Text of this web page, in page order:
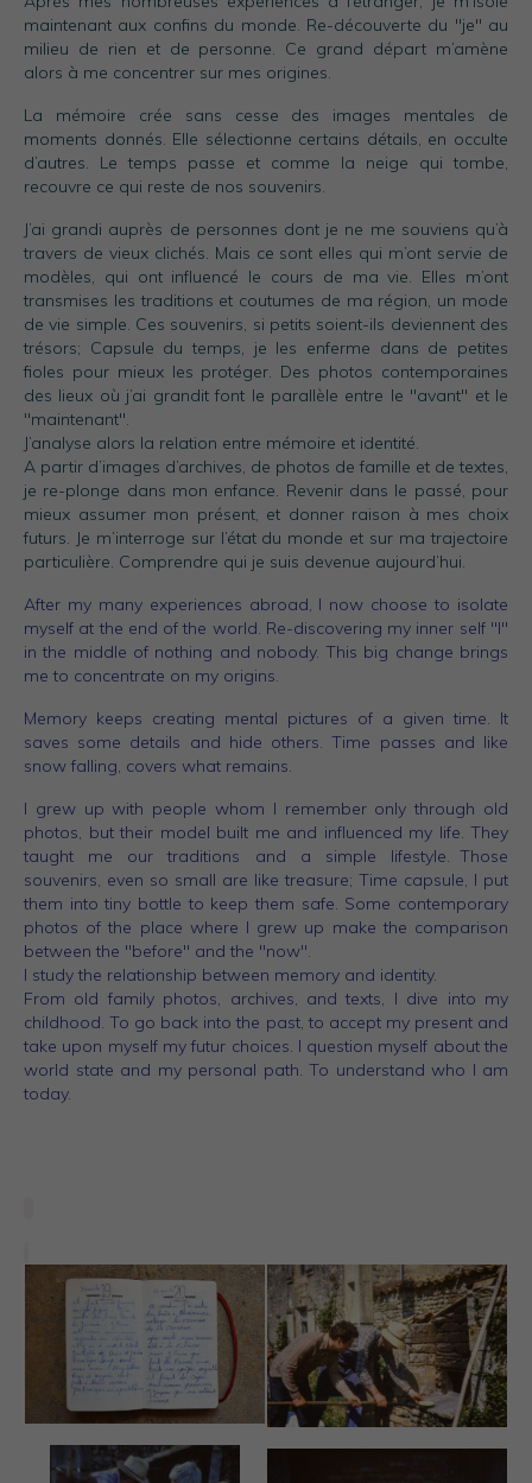
maintenant aux confins du monde. Re-découverte du "je" au
milieu de rien et de personne. Ce grand départ m’amène
alors à me concentrer sur mes origines.
La mémoire crée sans cesse des images mentales de
moments donnés. Elle sélectionne certains détails, en occulte
d’autres. Le temps passe et comme la neige qui tombe,
recouvre ce qui reste de nos souvenirs.
J’ai grandi auprès de personnes dont je ne me souviens qu’à
travers de vieux clichés. Mais ce sont elles qui m’ont servie de
modèles, qui ont influencé le cours de ma vie. Elles m’ont
transmises les traditions et coutumes de ma région, un mode
de vie simple. Ces souvenirs, si petits soient-ils deviennent des
trésors; Capsule du temps, je les enferme dans de petites
fioles pour mieux les protéger. Des photos contemporaines
des lieux où j’ai grandit font le parallèle entre le "avant" et le
"maintenant".
J’analyse alors la relation entre mémoire et identité.
A partir d’images d’archives, de photos de famille et de textes,
je re-plonge dans mon enfance. Revenir dans le passé, pour
mieux assumer mon présent, et donner raison à mes choix
futurs. Je m’interroge sur l’état du monde et sur ma trajectoire
particulière. Comprendre qui je suis devenue aujourd’hui.
After my many experiences abroad, I now choose to isolate
myself at the end of the world. Re-discovering my inner self "I"
in the middle of nothing and nobody. This big change brings
me to concentrate on my origins.
Memory keeps creating mental pictures of a given time. It
saves some details and hide others. Time passes and like
snow falling, covers what remains.
I grew up with people whom I remember only through old
photos, but their model built me and influenced my life. They
taught me our traditions and a simple lifestyle. Those
souvenirs, even so small are like treasure; Time capsule, I put
them into tiny bottle to keep them safe. Some contemporary
photos of the place where I grew up make the comparison
between the "before" and the "now".
I study the relationship between memory and identity.
From old family photos, archives, and texts, I dive into my
childhood. To go back into the past, to accept my present and
take upon myself my futur choices. I question myself about the
world state and my personal path. To understand who I am
today.